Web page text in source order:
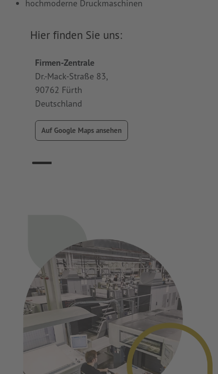
hochmoderne Druckmaschinen
Hier finden Sie uns:
Firmen-Zentrale
Dr.-Mack-Straße 83,
90762 Fürth
Deutschland
Auf Google Maps ansehen